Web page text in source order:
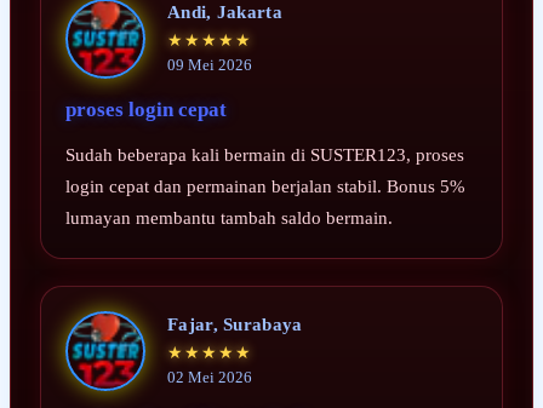
Andi, Jakarta
★★★★★
09 Mei 2026
proses login cepat
Sudah beberapa kali bermain di SUSTER123, proses
login cepat dan permainan berjalan stabil. Bonus 5%
lumayan membantu tambah saldo bermain.
Fajar, Surabaya
★★★★★
02 Mei 2026